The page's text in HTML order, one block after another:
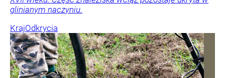
glinianym naczyniu.
KrajOdkrycia